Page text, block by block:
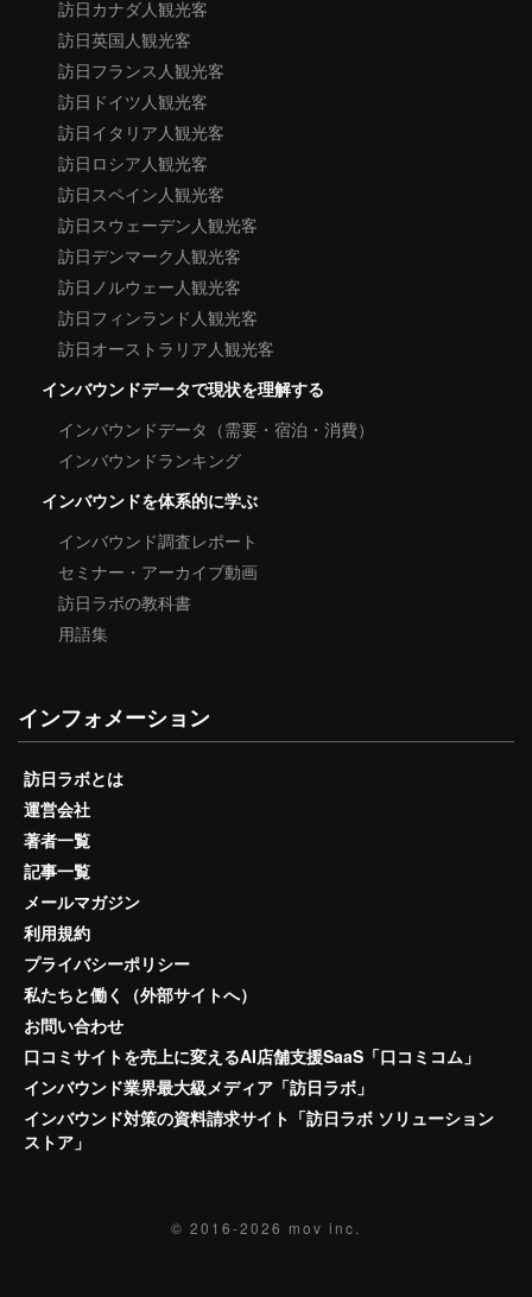
訪日カナダ人観光客
訪日英国人観光客
訪日フランス人観光客
訪日ドイツ人観光客
訪日イタリア人観光客
訪日ロシア人観光客
訪日スペイン人観光客
訪日スウェーデン人観光客
訪日デンマーク人観光客
訪日ノルウェー人観光客
訪日フィンランド人観光客
訪日オーストラリア人観光客
インバウンドデータで現状を理解する
インバウンドデータ（需要・宿泊・消費）
インバウンドランキング
インバウンドを体系的に学ぶ
インバウンド調査レポート
セミナー・アーカイブ動画
訪日ラボの教科書
用語集
インフォメーション
訪日ラボとは
運営会社
著者一覧
記事一覧
メールマガジン
利用規約
プライバシーポリシー
私たちと働く（外部サイトへ）
お問い合わせ
口コミサイトを売上に変えるAI店舗支援SaaS「口コミコム」
インバウンド業界最大級メディア「訪日ラボ」
インバウンド対策の資料請求サイト「訪日ラボ ソリューション
ストア」
© 2016-2026 mov inc.